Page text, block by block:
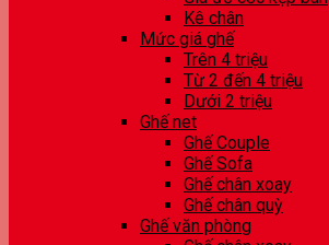
Kê chân
Mức giá ghế
Trên 4 triệu
Từ 2 đến 4 triệu
Dưới 2 triệu
Ghế net
Ghế Couple
Ghế Sofa
Ghế chân xoay
Ghế chân quỳ
Ghế văn phòng